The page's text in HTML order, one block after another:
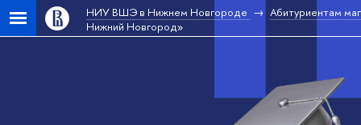
НИУ ВШЭ в Нижнем Новгороде
Абитуриентам
Нижний Новгород»